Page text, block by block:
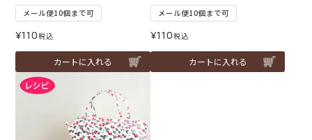
メール便10個まで可
¥110税込
カートに入れる
メール便10個まで可
¥110税込
カートに入れる